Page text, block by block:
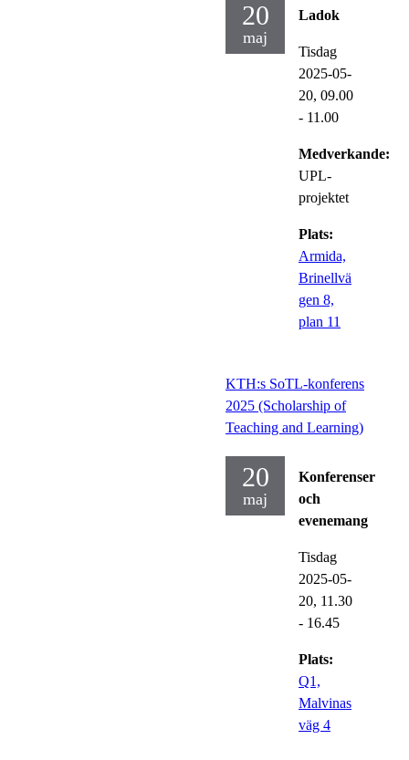
20
maj
Ladok
Tisdag
2025-05-
20, 09.00
- 11.00
Medverkande:
UPL-
projektet
Plats:
Armida,
Brinellvä
gen 8,
plan 11
KTH:s SoTL-konferens
2025 (Scholarship of
Teaching and Learning)
20
maj
Konferenser
och
evenemang
Tisdag
2025-05-
20, 11.30
- 16.45
Plats:
Q1,
Malvinas
väg 4